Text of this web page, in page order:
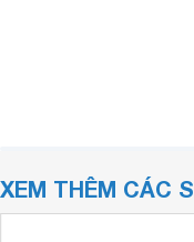
XEM THÊM CÁC